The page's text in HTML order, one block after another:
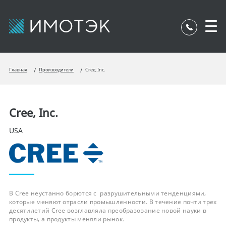
Главная Производители Cree, Inc.
Cree, Inc.
USA
В Cree неустанно борются с разрушительными тенденциями,
которые меняют отрасли промышленности. В течение почти трех
десятилетий Cree возглавляла преобразование новой науки в
продукты, а продукты меняли рынок.